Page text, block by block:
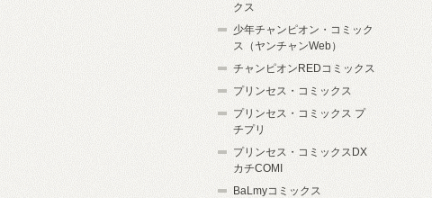
クス
少年チャンピオン・コミック
ス（ヤンチャンWeb）
チャンピオンREDコミックス
プリンセス・コミックス
プリンセス・コミックス プ
チプリ
プリンセス・コミックスDX
カチCOMI
BaLmyコミックス